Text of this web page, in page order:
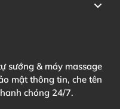
sướng & máy massage
mật thông tin, che tên
chóng 24/7.